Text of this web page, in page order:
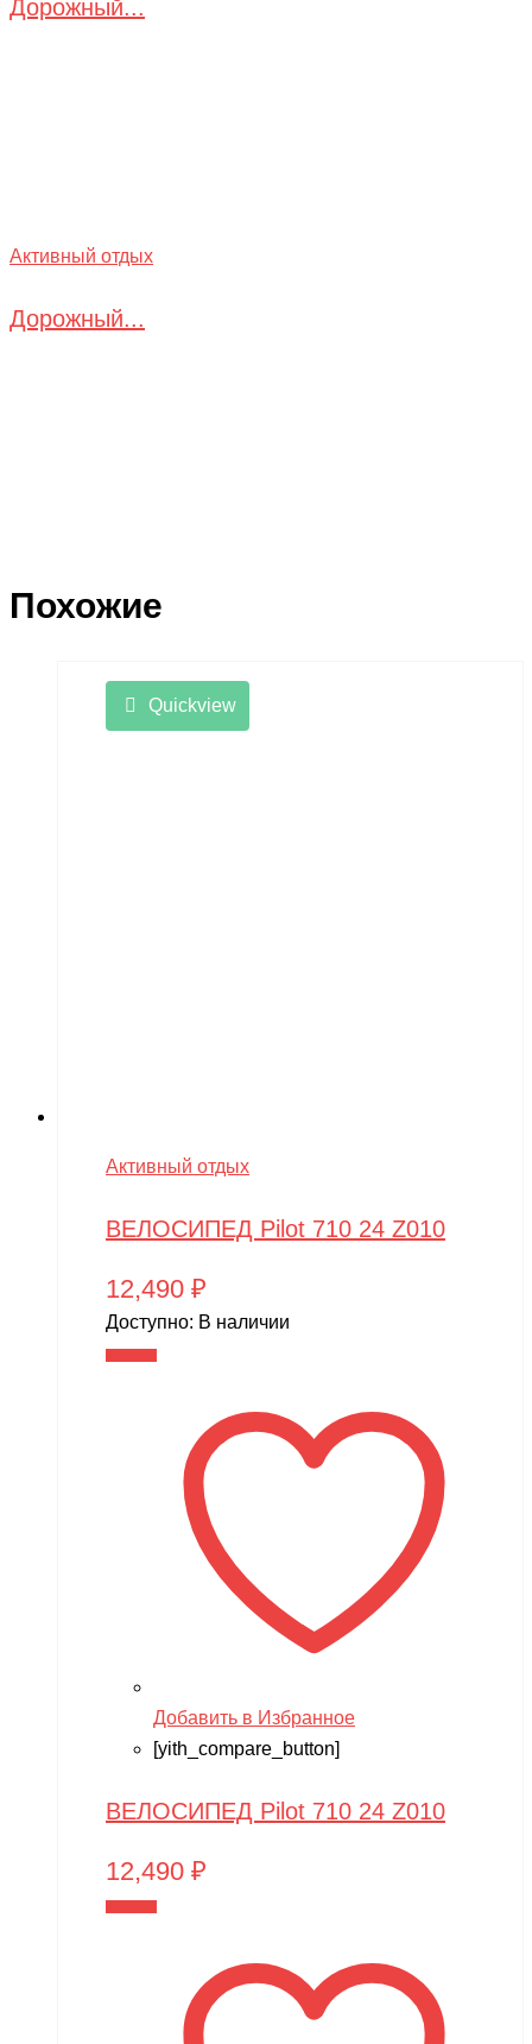
Дорожный...
Активный отдых
Дорожный...
Похожие
Quickview
Активный отдых
ВЕЛОСИПЕД Pilot 710 24 Z010
12,490 ₽
Доступно: В наличии
Добавить в Избранное
[yith_compare_button]
ВЕЛОСИПЕД Pilot 710 24 Z010
12,490 ₽